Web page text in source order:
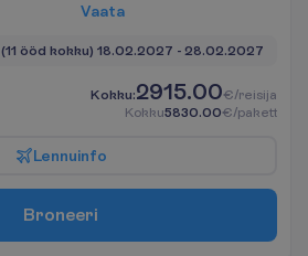
Vaata
(11 ööd kokku) 18.02.2027 - 28.02.2027
Kokku:2915.00€/reisija
Kokku5830.00€/pakett
Lennuinfo
Broneeri